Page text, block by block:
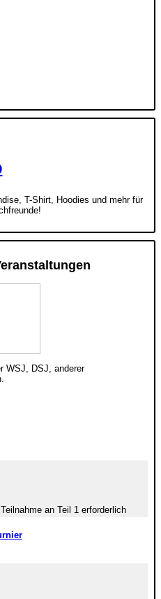
T-Shirt, Hoodies und mehr für
WSJ, DSJ, anderer
an Teil 1 erforderlich